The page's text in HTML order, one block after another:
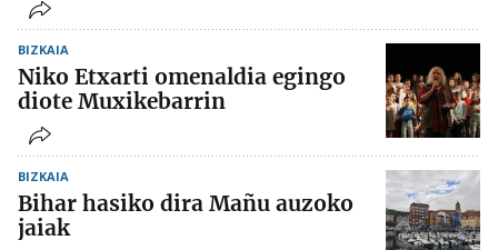
BIZKAIA
Niko Etxarti omenaldia egingo
diote Muxikebarrin
BIZKAIA
Bihar hasiko dira Mañu auzoko
jaiak